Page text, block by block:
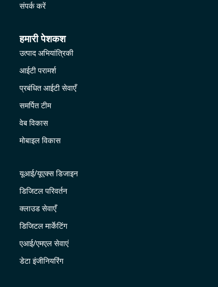
संपर्क करें
हमारी पेशकश
उत्पाद अभियांत्रिकी
आईटी परामर्श
प्रबंधित आईटी सेवाएँ
समर्पित टीम
वेब विकास
मोबाइल विकास
यूआई/यूएक्स डिजाइन
डिजिटल परिवर्तन
क्लाउड सेवाएँ
डिजिटल मार्केटिंग
एआई/एमएल सेवाएं
डेटा इंजीनियरिंग